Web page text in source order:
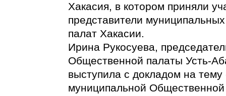
Хакасия, в котором приняли
представители
палат Хакасии.
Ирина Рукосуева,
Общественной палаты Усть-
выступила с докладом на
муниципальной